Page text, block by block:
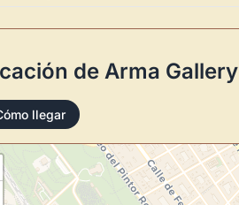
de Arma Gallery
llegar